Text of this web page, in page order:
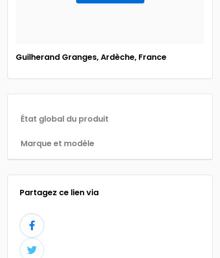
Guilherand Granges, Ardèche, France
État global du produit
Marque et modèle
Partagez ce lien via